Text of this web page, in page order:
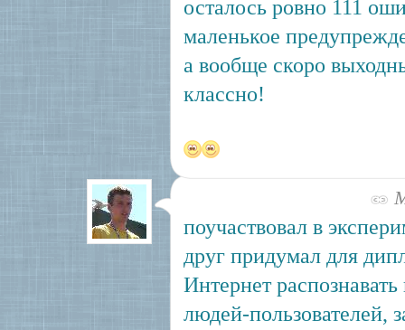
осталось ровно 111
маленькое
а вообще скоро
классно!
поучаствовал в
друг придумал для
Интернет
людей-пользователей,